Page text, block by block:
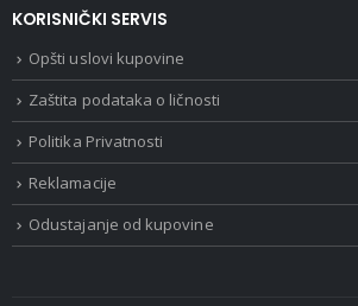
KORISNIČKI SERVIS
Opšti uslovi kupovine
Zaštita podataka o ličnosti
Politika Privatnosti
Reklamacije
Odustajanje od kupovine